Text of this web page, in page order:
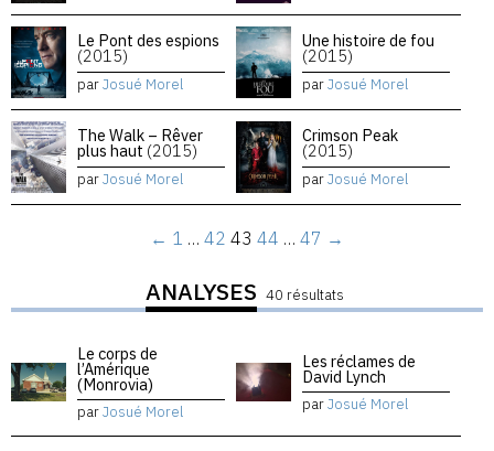
Le Pont des espions
(2015)
parJosué Morel
Une histoire de fou
(2015)
parJosué Morel
The Walk – Rêver
plus haut (2015)
parJosué Morel
Crimson Peak
(2015)
parJosué Morel
← 1 … 42 43 44 … 47 →
ANALYSES 40 résultats
Le corps de
l’Amérique
(Monrovia)
parJosué Morel
Les réclames de
David Lynch
parJosué Morel